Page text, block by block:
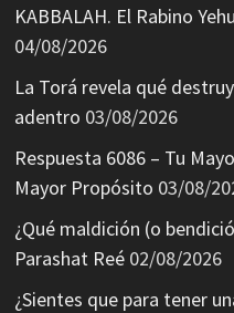
KABBALAH. El Rabino
04/08/2026
La Torá revela qué
adentro 03/08/2026
Respuesta 6086 – Tu
Mayor Propósito 03/08/
¿Qué maldición (o
Parashat Reé 02/08/2026
¿Sientes que para tener